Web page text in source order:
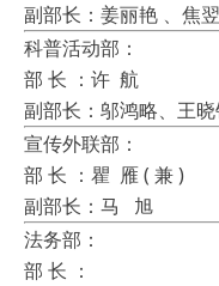
副部长：姜丽艳 、焦
科普活动部：
部 长 ：许 航
副部长：邬鸿略、王晓
宣传外联部：
部 长 ：瞿 雁 ( 兼 )
副部长：马 旭
法务部：
部 长 ：